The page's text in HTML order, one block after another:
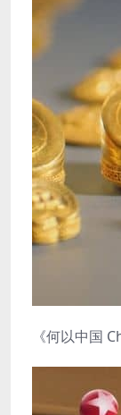
《何以中国